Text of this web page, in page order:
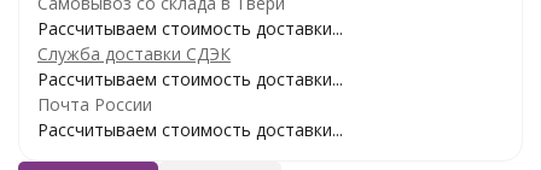
Рассчитываем стоимость доставки...
Служба доставки СДЭК
Рассчитываем стоимость доставки...
Почта России
Рассчитываем стоимость доставки...